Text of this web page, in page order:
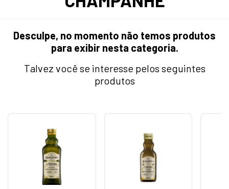
Desculpe, no momento não temos produtos
para exibir nesta categoria.
Talvez você se interesse pelos seguintes
produtos